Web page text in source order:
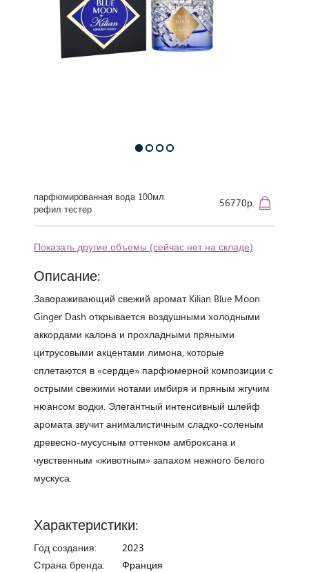
парфюмированная вода 100мл
рефил тестер
56770р.
Показать другие объемы (сейчас нет на складе)
Описание:
Завораживающий свежий аромат Kilian Blue Moon
Ginger Dash открывается воздушными холодными
аккордами калона и прохладными пряными
цитрусовыми акцентами лимона, которые
сплетаются в «сердце» парфюмерной композиции с
острыми свежими нотами имбиря и пряным жгучим
нюансом водки. Элегантный интенсивный шлейф
аромата звучит анималистичным сладко-соленым
древесно-мусусным оттенком амброксана и
чувственным «животным» запахом нежного белого
мускуса.
Характеристики:
Год создания:
2023
Страна бренда:
Франция